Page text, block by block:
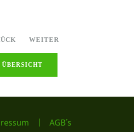
WEITER
ÜBERSICHT
AGB´s